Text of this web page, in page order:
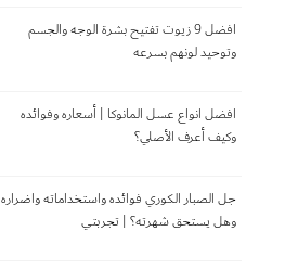
افضل 9 زيوت تفتيح بشرة الوجه والجسم
وتوحيد لونهم بسرعه
افضل انواع عسل المانوكا | أسعاره وفوائده
وكيف أعرف الأصلي؟
جل الصبار الكوري فوائده واستخداماته واضراره
وهل يستحق شهرته؟ | تجربتي